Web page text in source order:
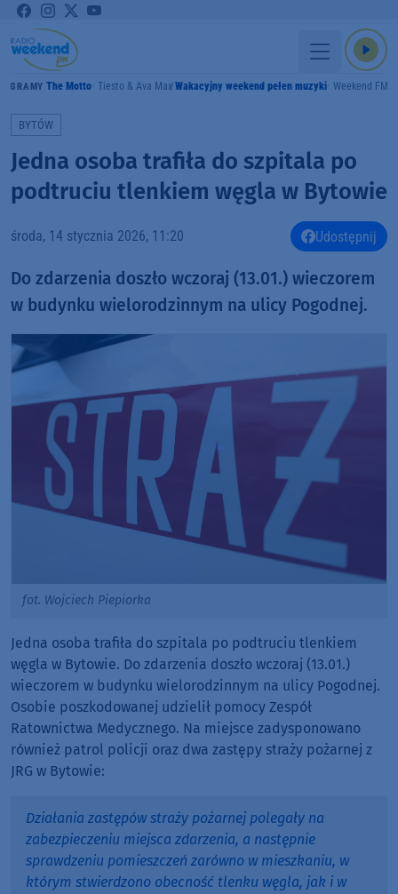
GRAMY The Motto Tiesto & Ava Max Wakacyjny weekend pełen muzyki Weekend FM
BYTÓW
Jedna osoba trafiła do szpitala po
podtruciu tlenkiem węgla w Bytowie
środa, 14 stycznia 2026, 11:20 Udostępnij
Do zdarzenia doszło wczoraj (13.01.) wieczorem
w budynku wielorodzinnym na ulicy Pogodnej.
fot. Wojciech Piepiorka
Jedna osoba trafiła do szpitala po podtruciu tlenkiem
węgla w Bytowie. Do zdarzenia doszło wczoraj (13.01.)
wieczorem w budynku wielorodzinnym na ulicy Pogodnej.
Osobie poszkodowanej udzielił pomocy Zespół
Ratownictwa Medycznego. Na miejsce zadysponowano
również patrol policji oraz dwa zastępy straży pożarnej z
JRG w Bytowie:
Działania zastępów straży pożarnej polegały na
zabezpieczeniu miejsca zdarzenia, a następnie
sprawdzeniu pomieszczeń zarówno w mieszkaniu, w
którym stwierdzono obecność tlenku węgla, jak i w